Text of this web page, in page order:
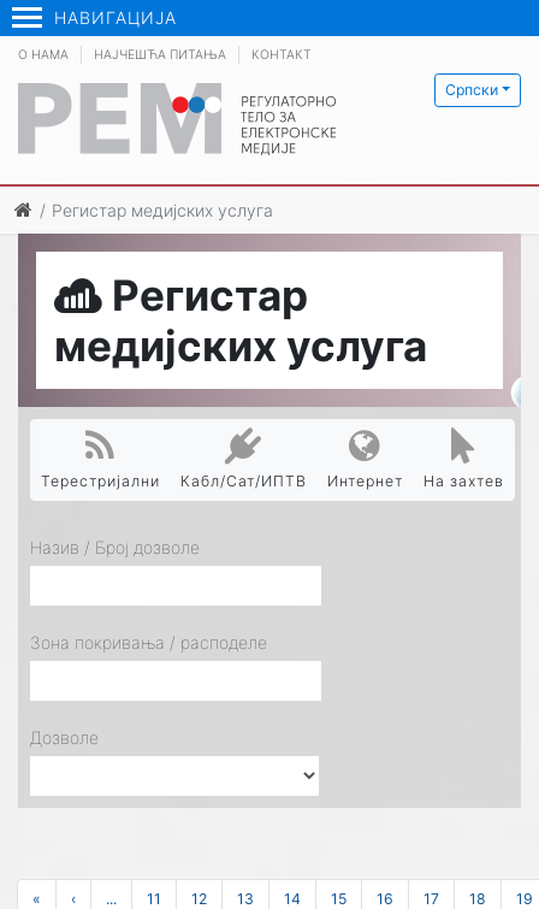
НАВИГАЦИЈА
Српски
О НАМА НАЈЧЕШЋА ПИТАЊА КОНТАКТ
Регистар медијских услуга
Регистар
медијских услуга
Терестријални Кабл/Сат/ИПТВ Интернет На захтев
Назив / Број дозволе
Зона покривања / расподеле
Дозволе
« ‹ ... 11 12 13 14 15 16 17 18 19